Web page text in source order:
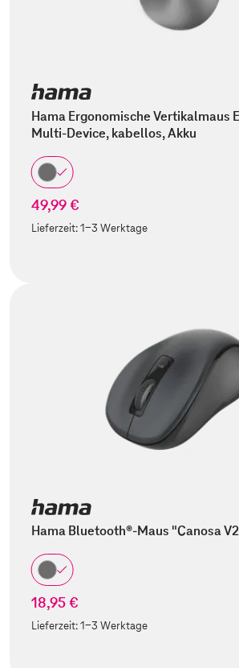
Hama Ergonomische Vertikalmaus
Multi-Device, kabellos, Akku
49,99 €
Lieferzeit:1-3 Werktage
Hama Bluetooth®-Maus "Canosa
18,95 €
Lieferzeit:1-3 Werktage